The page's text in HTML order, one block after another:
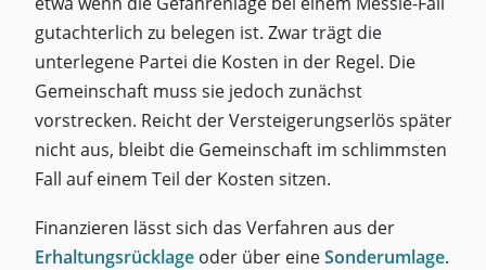
gutachterlich zu belegen ist. Zwar trägt die
unterlegene Partei die Kosten in der Regel. Die
Gemeinschaft muss sie jedoch zunächst
vorstrecken. Reicht der Versteigerungserlös später
nicht aus, bleibt die Gemeinschaft im schlimmsten
Fall auf einem Teil der Kosten sitzen.
Finanzieren lässt sich das Verfahren aus der
Erhaltungsrücklageoder über eineSonderumlage.